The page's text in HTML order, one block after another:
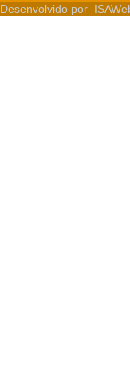
Desenvolvido por